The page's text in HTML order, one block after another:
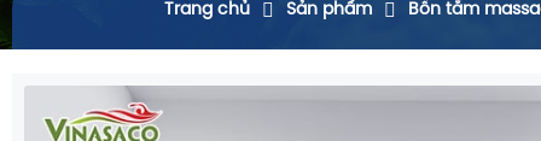
Trang chủ Sản phẩm Bồn tắm